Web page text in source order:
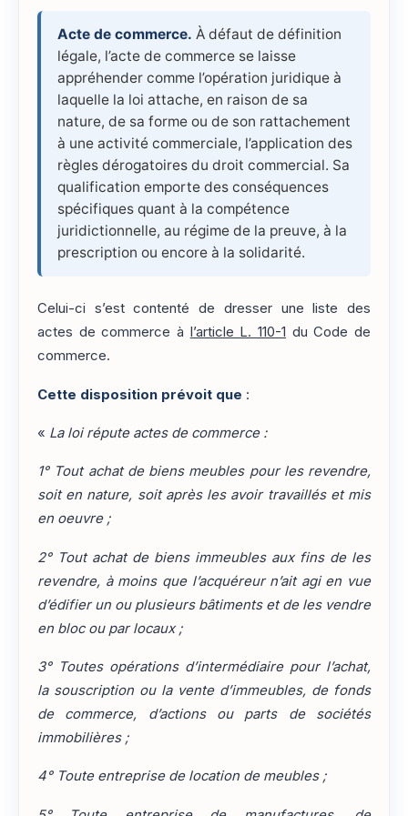
Acte de commerce. À défaut de définition
légale, l’acte de commerce se laisse
appréhender comme l’opération juridique à
laquelle la loi attache, en raison de sa
nature, de sa forme ou de son rattachement
à une activité commerciale, l’application des
règles dérogatoires du droit commercial. Sa
qualification emporte des conséquences
spécifiques quant à la compétence
juridictionnelle, au régime de la preuve, à la
prescription ou encore à la solidarité.
Celui-ci s’est contenté de dresser une liste des
actes de commerce à l’article L. 110-1 du Code de
commerce.
Cette disposition prévoit que :
« La loi répute actes de commerce :
1° Tout achat de biens meubles pour les revendre,
soit en nature, soit après les avoir travaillés et mis
en oeuvre ;
2° Tout achat de biens immeubles aux fins de les
revendre, à moins que l’acquéreur n’ait agi en vue
d’édifier un ou plusieurs bâtiments et de les vendre
en bloc ou par locaux ;
3° Toutes opérations d’intermédiaire pour l’achat,
la souscription ou la vente d’immeubles, de fonds
de commerce, d’actions ou parts de sociétés
immobilières ;
4° Toute entreprise de location de meubles ;